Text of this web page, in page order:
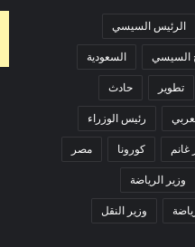
الرئيس السيسي
السيسي السعودية
تطوير حادث
رئيس الوزراء
كورونا مصر
وزير الرياضة
وزير النقل